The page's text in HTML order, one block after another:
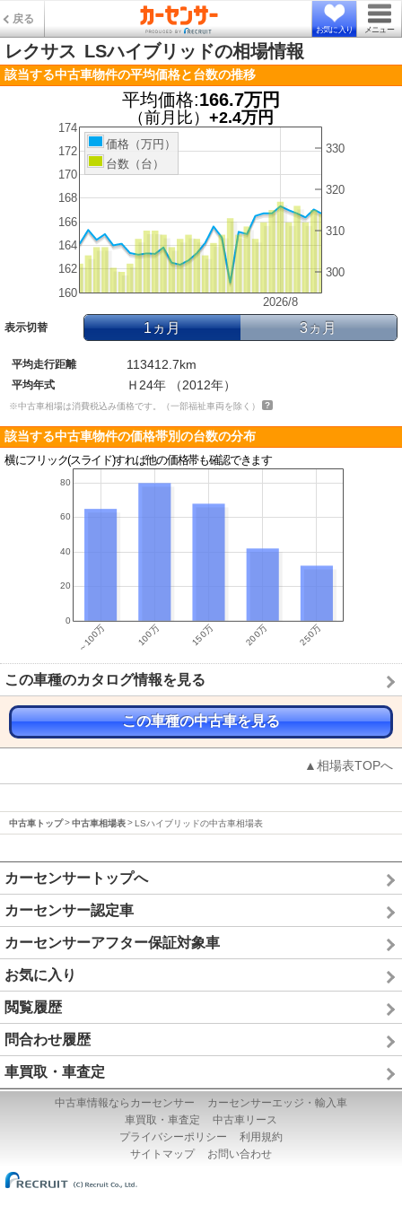
戻る
お気に入り メニュー
レクサス LSハイブリッドの相場情報
該当する中古車物件の平均価格と台数の推移
平均価格:166.7万円
（前月比） +2.4万円
2026/8
160
162
164
166
168
170
172
174
300
310
320
330
価格（万円）
台数（台）
表示切替 1ヵ月 3ヵ月
平均走行距離 113412.7km
平均年式 Ｈ24年 （2012年）
※中古車相場は消費税込み価格です。（一部福祉車両を除く）
該当する中古車物件の価格帯別の台数の分布
横にフリック(スライド)すれば他の価格帯も確認できます
この車種のカタログ情報を見る
この車種の中古車を見る
▲相場表TOPへ
中古車トップ 中古車相場表 LSハイブリッドの中古車相場表
カーセンサートップへ
カーセンサー認定車
カーセンサーアフター保証対象車
お気に入り
閲覧履歴
問合わせ履歴
車買取・車査定
中古車情報ならカーセンサー
カーセンサーエッジ・輸入車
車買取・車査定
中古車リース
プライバシーポリシー
利用規約
サイトマップ
お問い合わせ